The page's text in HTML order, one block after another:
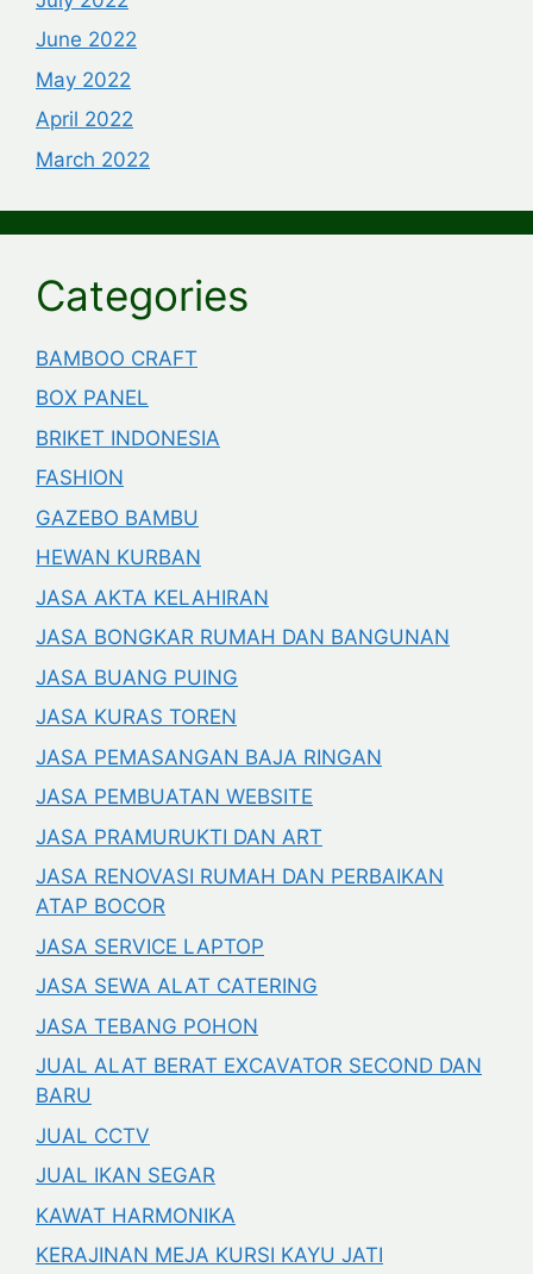
June 2022
May 2022
April 2022
March 2022
Categories
BAMBOO CRAFT
BOX PANEL
BRIKET INDONESIA
FASHION
GAZEBO BAMBU
HEWAN KURBAN
JASA AKTA KELAHIRAN
JASA BONGKAR RUMAH DAN BANGUNAN
JASA BUANG PUING
JASA KURAS TOREN
JASA PEMASANGAN BAJA RINGAN
JASA PEMBUATAN WEBSITE
JASA PRAMURUKTI DAN ART
JASA RENOVASI RUMAH DAN PERBAIKAN
ATAP BOCOR
JASA SERVICE LAPTOP
JASA SEWA ALAT CATERING
JASA TEBANG POHON
JUAL ALAT BERAT EXCAVATOR SECOND DAN
BARU
JUAL CCTV
JUAL IKAN SEGAR
KAWAT HARMONIKA
KERAJINAN MEJA KURSI KAYU JATI